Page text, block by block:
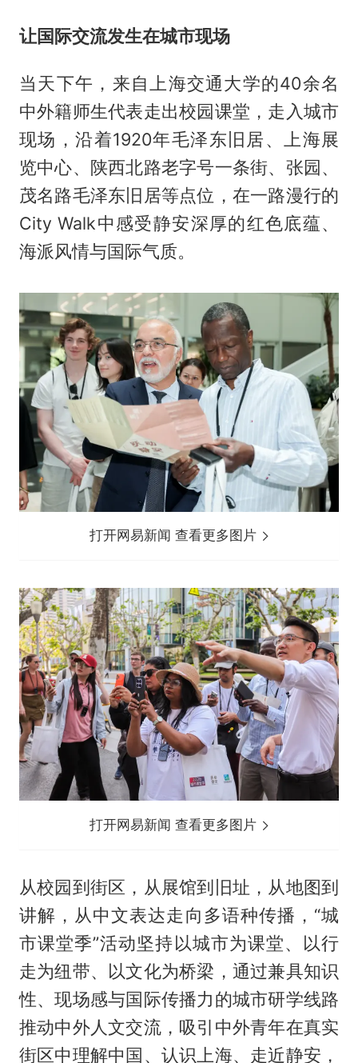
让国际交流发生在城市现场
当天下午，来自上海交通大学的40余名
中外籍师生代表走出校园课堂，走入城市
现场，沿着1920年毛泽东旧居、上海展
览中心、陕西北路老字号一条街、张园、
茂名路毛泽东旧居等点位，在一路漫行的
City Walk中感受静安深厚的红色底蕴、
海派风情与国际气质。
打开网易新闻 查看更多图片
打开网易新闻 查看更多图片
从校园到街区，从展馆到旧址，从地图到
讲解，从中文表达走向多语种传播，“城
市课堂季”活动坚持以城市为课堂、以行
走为纽带、以文化为桥梁，通过兼具知识
性、现场感与国际传播力的城市研学线路
推动中外人文交流，吸引中外青年在真实
街区中理解中国、认识上海、走近静安，